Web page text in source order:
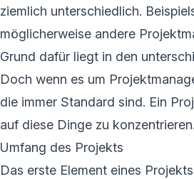
ziemlich unterschiedlich.
möglicherweise andere
Grund dafür liegt in den
Doch wenn es um
die immer Standard sind. Ein
auf diese Dinge zu
Umfang des Projekts
Das erste Element eines